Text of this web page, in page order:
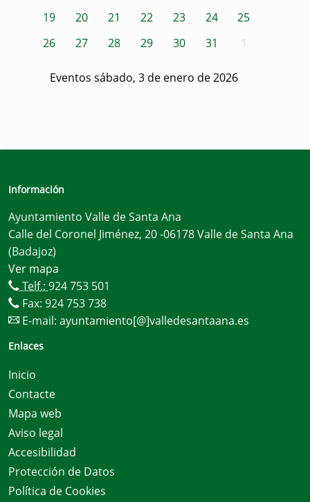
19
20 21 22 23 24
25
26
27 28 29 30 31 1
Eventos sábado, 3 de enero de 2026
Información
Ayuntamiento Valle de Santa Ana
Calle del Coronel Jiménez, 20 -06178 Valle de Santa Ana
(Badajoz)
Ver mapa
Telf.: 924 753 501
Fax: 924 753 738
E-mail: ayuntamiento[@]valledesantaana.es
Enlaces
Inicio
Contacte
Mapa web
Aviso legal
Accesibilidad
Protección de Datos
Política de Cookies